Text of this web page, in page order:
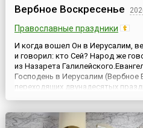
Вербное Воскресенье
Православные праздники
И когда вошел Он в Иерусалим,
и говорил: кто Сей? Народ же
из Назарета
Господень в Иерусалим (Вербное
переходящих двунадесятых